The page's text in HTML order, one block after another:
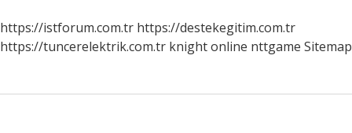
https://istforum.com.tr https://destekegitim.com.tr
https://tuncerelektrik.com.tr knight online nttgame Sitemap